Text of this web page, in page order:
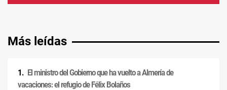
Más leídas
El ministro del Gobierno que ha vuelto a Almería de
vacaciones: el refugio de Félix Bolaños